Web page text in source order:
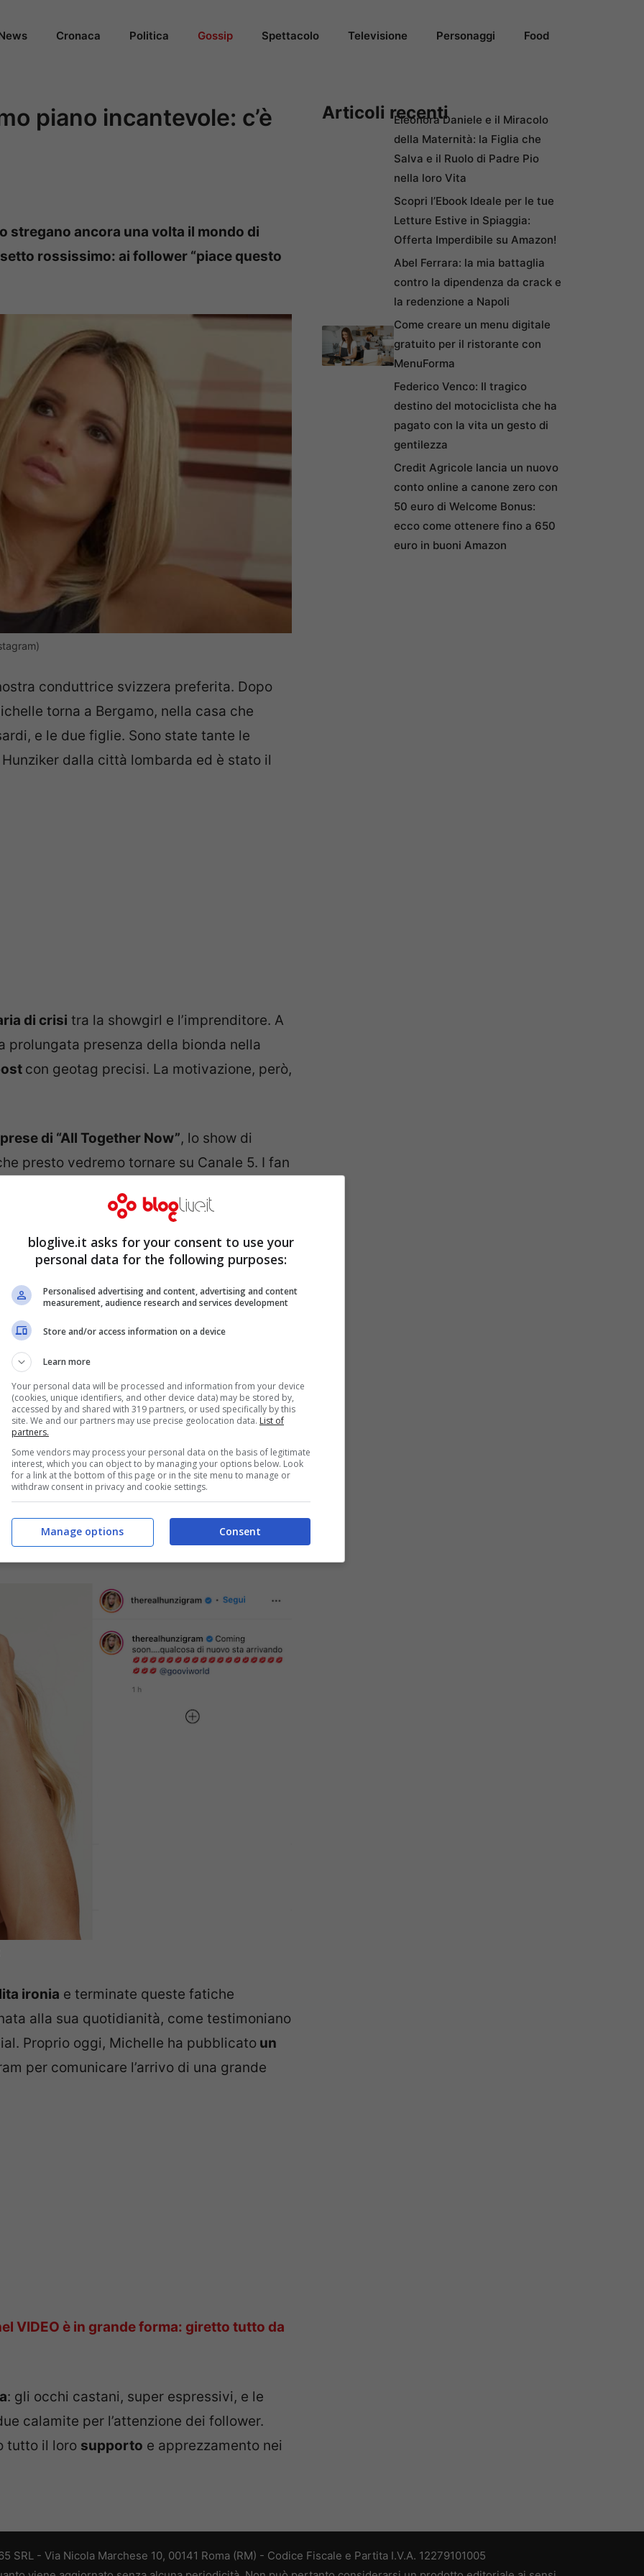
Cronaca Politica Gossip Spettacolo Televisione Personaggi Food
piano incantevole: c’è
stregano ancora una volta il mondo di
rossissimo: ai follower “piace questo
conduttrice svizzera preferita. Dopo
torna a Bergamo, nella casa che
e le due figlie. Sono state tante le
dalla città lombarda ed è stato il
di crisi tra la showgirl e l’imprenditore. A
presenza della bionda nella
con geotag precisi. La motivazione, però,
di “All Together Now”, lo show di
presto vedremo tornare su Canale 5. I fan
nessuna aria di bufera in casa Hunziker-
all’autunno bellissimo: è già
piano su Instagram:
ironia e terminate queste fatiche
alla sua quotidianità, come testimoniano
Proprio oggi, Michelle ha pubblicato un
per comunicare l’arrivo di una grande
VIDEO è in grande forma: giretto tutto da
: gli occhi castani, super espressivi, e le
calamite per l’attenzione dei follower.
tutto il loro supporto e apprezzamento nei
Articoli recentiEleonora Daniele e il Miracolo
della Maternità: la Figlia che
Salva e il Ruolo di Padre Pio
nella loro Vita
Scopri l’Ebook Ideale per le tue
Letture Estive in Spiaggia:
Offerta Imperdibile su Amazon!
Abel Ferrara: la mia battaglia
contro la dipendenza da crack e
la redenzione a Napoli
Come creare un menu digitale
gratuito per il ristorante con
MenuForma
Federico Venco: Il tragico
destino del motociclista che ha
pagato con la vita un gesto di
gentilezza
Credit Agricole lancia un nuovo
conto online a canone zero con
50 euro di Welcome Bonus:
ecco come ottenere fino a 650
euro in buoni Amazon
SRL - Via Nicola Marchese 10, 00141 Roma (RM) - Codice Fiscale e Partita I.V.A. 12279101005
bloglive.it asks for your consent to use your
personal data for the following purposes:
Personalised advertising and content, advertising and content
measurement, audience research and services development
Store and/or access information on a device
Learn more
Your personal data will be processed and information from your device
(cookies, unique identifiers, and other device data) may be stored by,
accessed by and shared with 319 partners, or used specifically by this
site. We and our partners may use precise geolocation data. List of
partners.
Some vendors may process your personal data on the basis of legitimate
interest, which you can object to by managing your options below. Look
for a link at the bottom of this page or in the site menu to manage or
withdraw consent in privacy and cookie settings.
Consent
Manage options